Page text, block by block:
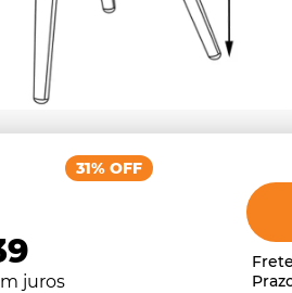
juros
31% OFF